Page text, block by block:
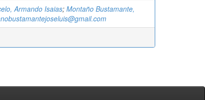
Armando Isaias; Montaño Bustamante,